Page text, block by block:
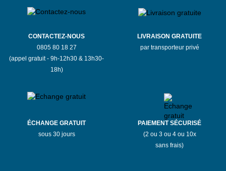
CONTACTEZ-NOUS
0805 80 18 27
(appel gratuit - 9h-12h30 & 13h30-
18h)
LIVRAISON GRATUITE
par transporteur privé
ÉCHANGE GRATUIT
sous 30 jours
PAIEMENT SÉCURISÉ
(2 ou 3 ou 4 ou 10x
sans frais)